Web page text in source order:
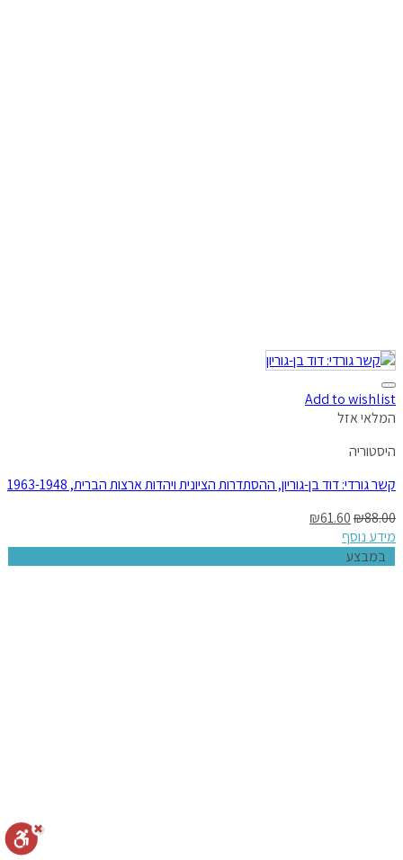
Add to wishlist
המלאי אזל
היסטוריה
קשר גורדי: דוד בן-גוריון, ההסתדרות הציונית ויהדות ארצות הברית, 1963-1948
₪88.00
₪61.60
מידע נוסף
במבצע